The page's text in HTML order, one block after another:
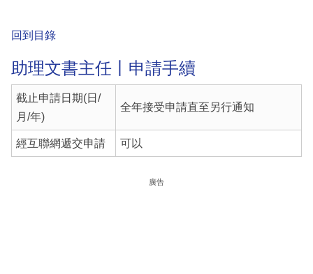
回到目錄
助理文書主任丨申請手續
截止申請日期(日/
月/年)
全年接受申請直至另行通知
經互聯網遞交申請 可以
廣告